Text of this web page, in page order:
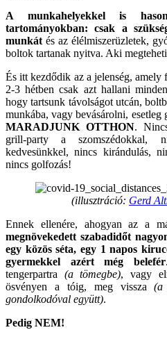
A munkahelyekkel is
tartományokban: csak a
munkát és az élélmiszerüzletek,
boltok tartanak nyitva. Aki
És itt kezdődik az a jelenség,
2-3 hétben csak azt hallani
hogy tartsunk távolságot utcán,
munkába, vagy bevásárolni,
MARADJUNK OTTHON.
grill-party a szomszédokkal,
kedvesünkkel, nincs kirándulás,
nincs golfozás!
(illusztráció: Gerd
Ennek ellenére, ahogyan az a
megnövekedett szabadidőt
egy közös séta, egy 1 napos
gyermekkel azért még belefér
tengerpartra (a tömegbe), vagy
ösvényen a tóig, meg vissza(a
gondolkodóval együtt).
Pedig NEM!